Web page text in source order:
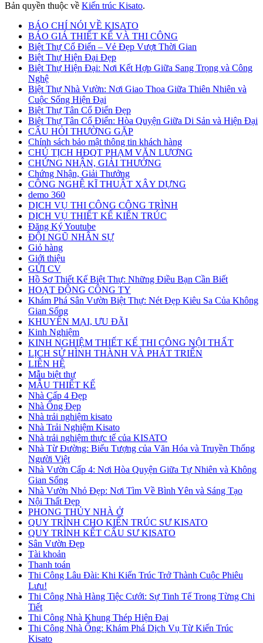
Bản quyền thuộc về Kiến trúc Kisato.
BÁO CHÍ NÓI VỀ KISATO
BÁO GIÁ THIẾT KẾ VÀ THI CÔNG
Biệt Thự Cổ Điển – Vẻ Đẹp Vượt Thời Gian
Biệt Thự Hiện Đại Đẹp
Biệt Thự Hiện Đại: Nơi Kết Hợp Giữa Sang Trọng và Công
Nghệ
Biệt Thự Nhà Vườn: Nơi Giao Thoa Giữa Thiên Nhiên và
Cuộc Sống Hiện Đại
Biệt Thự Tân Cổ Điển Đẹp
Biệt Thự Tân Cổ Điển: Hòa Quyện Giữa Di Sản và Hiện Đại
CÂU HỎI THƯỜNG GẶP
Chính sách bảo mật thông tin khách hàng
CHỦ TỊCH HĐQT PHẠM VĂN LƯƠNG
CHỨNG NHẬN, GIẢI THƯỞNG
Chứng Nhận, Giải Thưởng
CÔNG NGHỆ KĨ THUẬT XÂY DỰNG
demo 360
DỊCH VỤ THI CÔNG CÔNG TRÌNH
DỊCH VỤ THIẾT KẾ KIẾN TRÚC
Đăng Ký Youtube
ĐỘI NGŨ NHÂN SỰ
Giỏ hàng
Giới thiệu
GỬI CV
Hồ Sơ Thiết Kế Biệt Thự: Những Điều Bạn Cần Biết
HOẠT ĐỘNG CÔNG TY
Khám Phá Sân Vườn Biệt Thự: Nét Đẹp Kiêu Sa Của Không
Gian Sống
KHUYẾN MẠI, ƯU ĐÃI
Kinh Nghiệm
KINH NGHIỆM THIẾT KẾ THI CÔNG NỘI THẤT
LỊCH SỬ HÌNH THÀNH VÀ PHÁT TRIỂN
LIÊN HỆ
Mẫu biệt thự
MẪU THIẾT KẾ
Nhà Cấp 4 Đẹp
Nhà Ống Đẹp
Nhà trải nghiệm kisato
Nhà Trải Nghiệm Kisato
Nhà trải nghiệm thực tế của KISATO
Nhà Từ Đường: Biểu Tượng của Văn Hóa và Truyền Thống
Người Việt
Nhà Vườn Cấp 4: Nơi Hòa Quyện Giữa Tự Nhiên và Không
Gian Sống
Nhà Vườn Nhỏ Đẹp: Nơi Tìm Về Bình Yên và Sáng Tạo
Nội Thất Đẹp
PHONG THỦY NHÀ Ở
QUY TRÌNH CHO KIẾN TRÚC SƯ KISATO
QUY TRÌNH KẾT CẤU SƯ KISATO
Sân Vườn Đẹp
Tài khoản
Thanh toán
Thi Công Lâu Đài: Khi Kiến Trúc Trở Thành Cuộc Phiêu
Lưu!
Thi Công Nhà Hàng Tiệc Cưới: Sự Tinh Tế Trong Từng Chi
Tiết
Thi Công Nhà Khung Thép Hiện Đại
Thi Công Nhà Ống: Khám Phá Dịch Vụ Từ Kiến Trúc
Kisato